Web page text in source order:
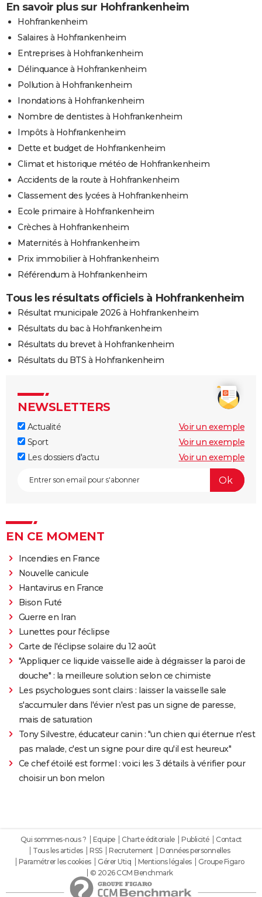
En savoir plus sur Hohfrankenheim
Hohfrankenheim
Salaires à Hohfrankenheim
Entreprises à Hohfrankenheim
Délinquance à Hohfrankenheim
Pollution à Hohfrankenheim
Inondations à Hohfrankenheim
Nombre de dentistes à Hohfrankenheim
Impôts à Hohfrankenheim
Dette et budget de Hohfrankenheim
Climat et historique météo de Hohfrankenheim
Accidents de la route à Hohfrankenheim
Classement des lycées à Hohfrankenheim
Ecole primaire à Hohfrankenheim
Crèches à Hohfrankenheim
Maternités à Hohfrankenheim
Prix immobilier à Hohfrankenheim
Référendum à Hohfrankenheim
Tous les résultats officiels à Hohfrankenheim
Résultat municipale 2026 à Hohfrankenheim
Résultats du bac à Hohfrankenheim
Résultats du brevet à Hohfrankenheim
Résultats du BTS à Hohfrankenheim
NEWSLETTERS
Actualité
Voir un exemple
Sport
Voir un exemple
Les dossiers d'actu
Voir un exemple
EN CE MOMENT
Incendies en France
Nouvelle canicule
Hantavirus en France
Bison Futé
Guerre en Iran
Lunettes pour l'éclipse
Carte de l'éclipse solaire du 12 août
"Appliquer ce liquide vaisselle aide à dégraisser la paroi de
douche" : la meilleure solution selon ce chimiste
Les psychologues sont clairs : laisser la vaisselle sale
s'accumuler dans l'évier n'est pas un signe de paresse,
mais de saturation
Tony Silvestre, éducateur canin : "un chien qui éternue n'est
pas malade, c'est un signe pour dire qu'il est heureux"
Ce chef étoilé est formel : voici les 3 détails à vérifier pour
choisir un bon melon
Qui sommes-nous ? Equipe Charte éditoriale Publicité
Contact
Tous les articles
RSS Recrutement
Données personnelles
Paramétrer les cookies
Gérer Utiq Mentions légales
Groupe Figaro
© 2026 CCM Benchmark